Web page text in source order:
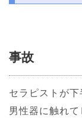
事故
セラピストが下
男性器に触れて